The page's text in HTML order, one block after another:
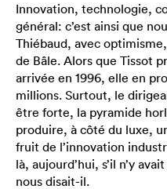
Innovation, technologie,
général: c’est ainsi que
Thiébaud, avec
de Bâle. Alors que Tissot
arrivée en 1996, elle en
millions. Surtout, le
être forte, la pyramide
produire, à côté du luxe,
fruit de l’innovation
là, aujourd’hui, s’il n’y
nous disait-il.